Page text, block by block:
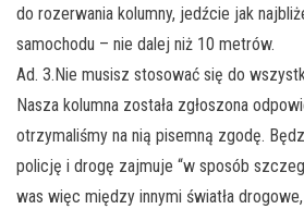
do rozerwania kolumny, jedźcie jak
samochodu – nie dalej niż 10 metrów.
Ad. 3.Nie musisz stosować się do
Nasza kolumna została zgłoszona
otrzymaliśmy na nią pisemną zgodę.
policję i drogę zajmuje “w sposób
was więc między innymi światła